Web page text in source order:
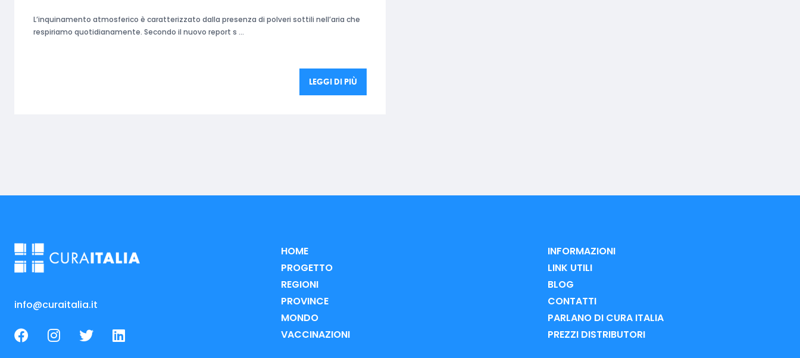
L’inquinamento atmosferico è caratterizzato dalla presenza di polveri sottili nell’aria che
respiriamo quotidianamente. Secondo il nuovo report s …
LEGGI DI PIÙ
info@curaitalia.it
HOME
PROGETTO
REGIONI
PROVINCE
MONDO
VACCINAZIONI
INFORMAZIONI
LINK UTILI
BLOG
CONTATTI
PARLANO DI CURA ITALIA
PREZZI DISTRIBUTORI